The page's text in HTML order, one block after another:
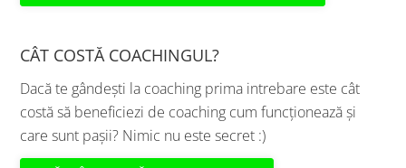
CÂT COSTĂ COACHINGUL?
Dacă te gândești la coaching prima intrebare este cât
costă să beneficiezi de coaching cum funcționează și
care sunt pașii? Nimic nu este secret :)